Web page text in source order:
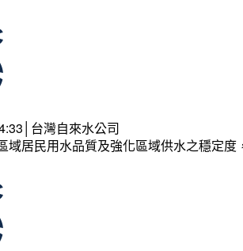
台灣自來水公司
域居民用水品質及強化區域供水之穩定